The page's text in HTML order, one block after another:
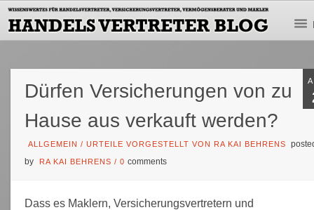
Dürfen Versicherungen von zu
Hause aus verkauft werden?
ALLGEMEIN /URTEILE VORGESTELLT VON RA KAI BEHRENS
by
RA KAI BEHRENS /0comments
Dass es Maklern, Versicherungsvertretern und